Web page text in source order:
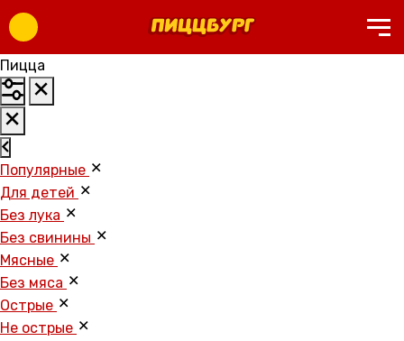
Пицца
Популярные
Для детей
Без лука
Без свинины
Мясные
Без мяса
Острые
Не острые